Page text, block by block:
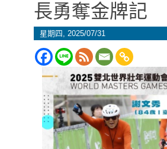
長勇奪金牌記
星期四, 2025/07/31